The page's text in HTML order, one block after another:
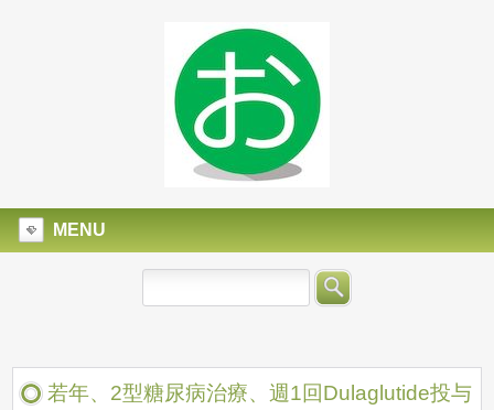
MENU
若年、2型糖尿病治療、週1回Dulaglutide投与